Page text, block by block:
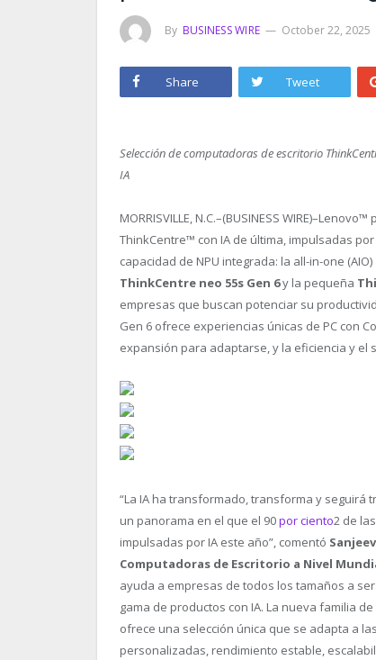
By BUSINESS WIRE October 22, 2025
Share Tweet
Selección de computadoras de escritorio
IA
MORRISVILLE, N.C.–(BUSINESS
ThinkCentre™ con IA de última, impulsadas
capacidad de NPU integrada: la all-in-one (AIO)
ThinkCentre neo 55s Gen 6y la pequeña
empresas que buscan potenciar su
Gen 6 ofrece experiencias únicas de PC con
expansión para adaptarse, y la eficiencia y
“La IA ha transformado, transforma y
un panorama en el que el 90por ciento2 de
impulsadas por IA este año”, comentó
Computadoras de Escritorio a Nivel
ayuda a empresas de todos los tamaños a
gama de productos con IA. La nueva familia
ofrece una selección única que se adapta a
personalizadas, rendimiento estable,